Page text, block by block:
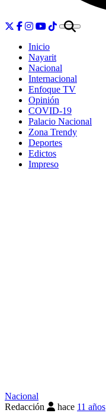
Inicio
Nayarit
Nacional
Internacional
Enfoque TV
Opinión
COVID-19
Palacio Nacional
Zona Trendy
Deportes
Edictos
Impreso
Nacional
Redacción
hace 11 años